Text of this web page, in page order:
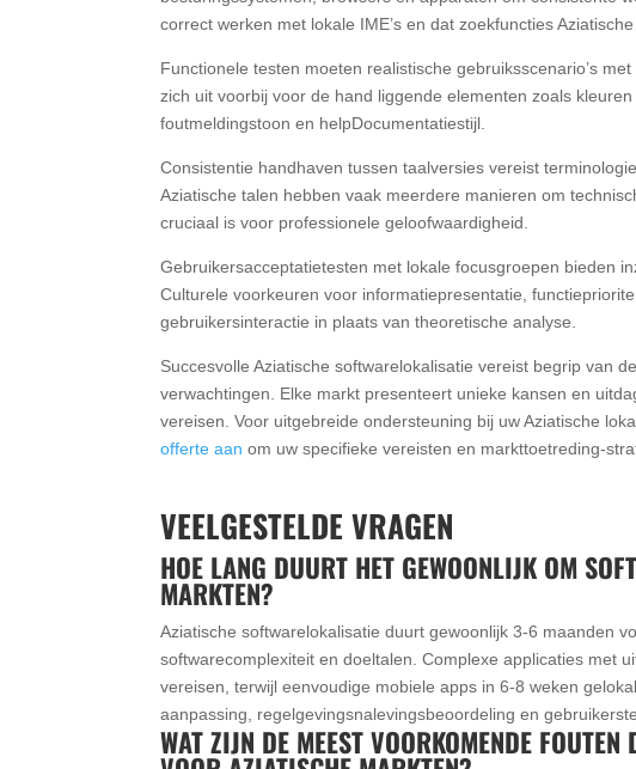
correct werken met lokale IME’s en dat zoekfuncties
Functionele testen moeten realistische gebruiksscenario’s
zich uit voorbij voor de hand liggende elementen zoals
foutmeldingstoon en helpDocumentatiestijl.
Consistentie handhaven tussen taalversies vereist
Aziatische talen hebben vaak meerdere manieren om
cruciaal is voor professionele geloofwaardigheid.
Gebruikersacceptatietesten met lokale focusgroepen bieden
Culturele voorkeuren voor informatiepresentatie,
gebruikersinteractie in plaats van theoretische analyse.
Succesvolle Aziatische softwarelokalisatie vereist begrip van
verwachtingen. Elke markt presenteert unieke kansen en
vereisen. Voor uitgebreide ondersteuning bij uw Aziatische
offerte aan om uw specifieke vereisten en markttoetreding-
VEELGESTELDE VRAGEN
HOE LANG DUURT HET GEWOONLIJK OM
MARKTEN?
Aziatische softwarelokalisatie duurt gewoonlijk 3-6 maanden
softwarecomplexiteit en doeltalen. Complexe applicaties met
vereisen, terwijl eenvoudige mobiele apps in 6-8 weken
aanpassing, regelgevingsnalevingsbeoordeling en
WAT ZIJN DE MEEST VOORKOMENDE